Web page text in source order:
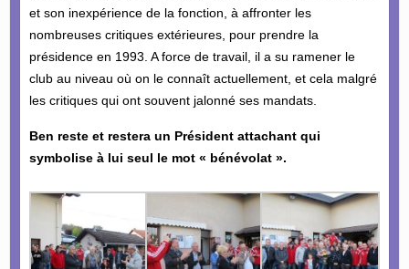
et son inexpérience de la fonction, à affronter les
nombreuses critiques extérieures, pour prendre la
présidence en 1993. A force de travail, il a su ramener le
club au niveau où on le connaît actuellement, et cela malgré
les critiques qui ont souvent jalonné ses mandats.
Ben reste et restera un Président attachant qui
symbolise à lui seul le mot « bénévolat ».